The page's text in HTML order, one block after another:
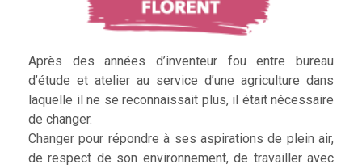
Après des années d’inventeur fou entre bureau
d’étude et atelier au service d’une agriculture dans
laquelle il ne se reconnaissait plus, il était nécessaire
de changer.
Changer pour répondre à ses aspirations de plein air,
de respect de son environnement, de travailler avec